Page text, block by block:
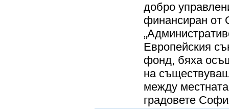
добро
финансиран от
Европейския
фонд, бяха
на
между
градовете